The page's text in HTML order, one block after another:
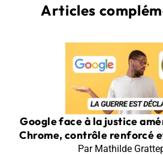
Articles
Google face à la justice
Chrome, contrôle renforcé
Par Mathilde